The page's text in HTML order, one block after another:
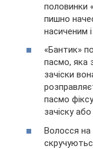
половинки
пишно
насиченим
«Бантик»
пасмо, яка
зачіски
пасмо
зачіску
Волосся на